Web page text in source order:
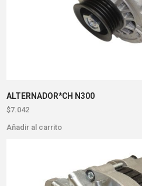
ALTERNADOR*CH N300
$7.042
Añadir al carrito